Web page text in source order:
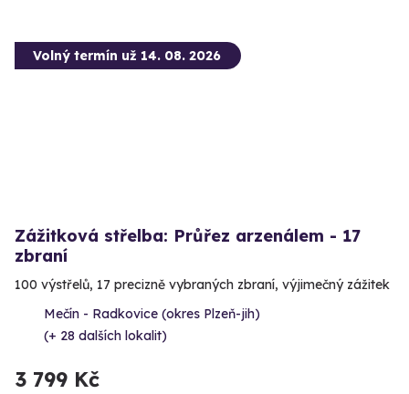
Volný termín už 14. 08. 2026
Zážitková střelba: Průřez arzenálem - 17
zbraní
100 výstřelů, 17 precizně vybraných zbraní, výjimečný zážitek
Mečín - Radkovice (okres Plzeň-jih)
(+ 28 dalších lokalit)
3 799 Kč